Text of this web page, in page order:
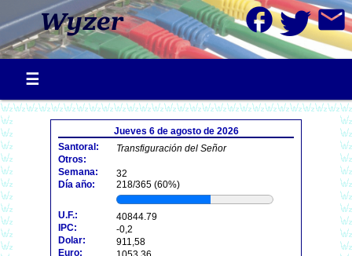
facebook mail
Jueves 6 de agosto de 2026
Santoral:
Transfiguración del Señor
Otros:
Semana:
32
Día año:
218/365 (60%)
U.F.:
40844.79
IPC:
-0,2
Dolar:
911,58
Euro: